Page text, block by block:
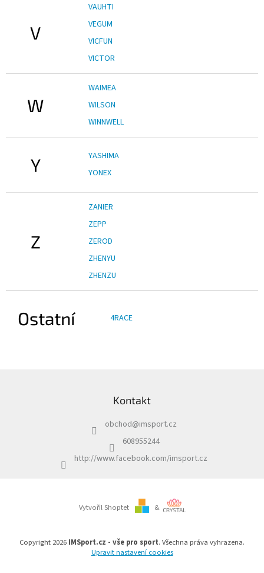
V
VAUHTI
VEGUM
VICFUN
VICTOR
W
WAIMEA
WILSON
WINNWELL
Y
YASHIMA
YONEX
Z
ZANIER
ZEPP
ZEROD
ZHENYU
ZHENZU
Ostatní 4RACE
Kontakt
obchod@imsport.cz
608955244
http://www.facebook.com/imsport.cz
Vytvořil Shoptet &
Copyright 2026 IMSport.cz - vše pro sport. Všechna práva vyhrazena.
Upravit nastavení cookies